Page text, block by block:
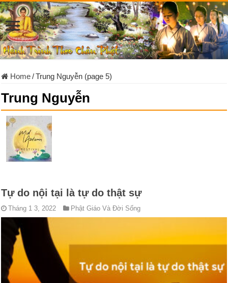
Home/Trung Nguyễn (page 5)
Trung Nguyễn
Tự do nội tại là tự do thật sự
Tháng 1 3, 2022 Phật Giáo Và Đời Sống